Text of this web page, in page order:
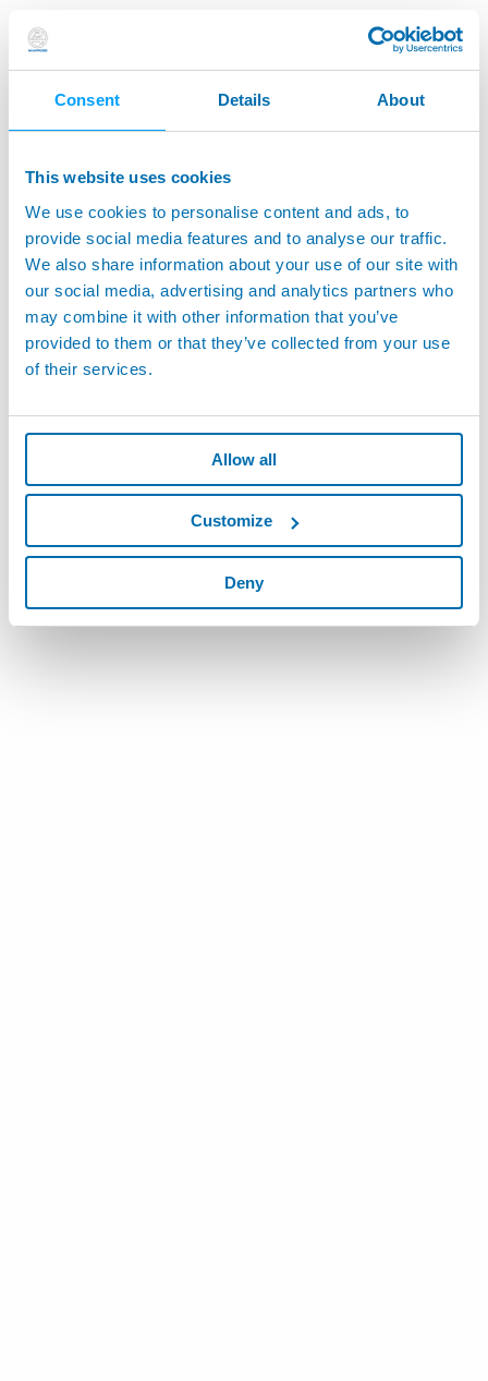
Consent Details About
This website uses cookies
We use cookies to personalise content and ads, to
provide social media features and to analyse our traffic.
We also share information about your use of our site with
our social media, advertising and analytics partners who
may combine it with other information that you’ve
provided to them or that they’ve collected from your use
of their services.
Allow all
Customize
Deny